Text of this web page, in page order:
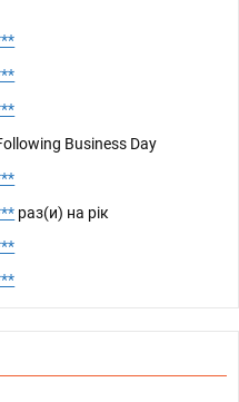
Business Day
раз(и) на рік